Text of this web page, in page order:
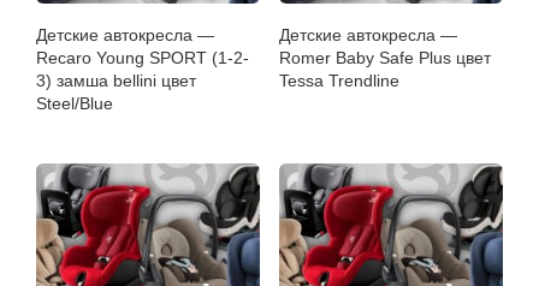
Детские автокресла —
Recaro Young SPORT (1-2-
3) замша bellini цвет
Steel/Blue
Детские автокресла —
Romer Baby Safe Plus цвет
Tessa Trendline